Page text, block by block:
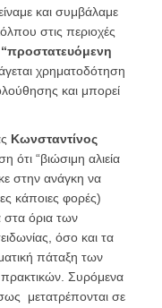
και συμβάλαμε
στις περιοχές
“προστατευόμενη
χρηματοδότηση
και μπορεί
Κωνσταντίνος
ότι “βιώσιμη αλιεία
στην ανάγκη να
κάποιες φορές)
όρια των
όσο και τα
πάταξη των
Συρόμενα
μετατρέπονται σε